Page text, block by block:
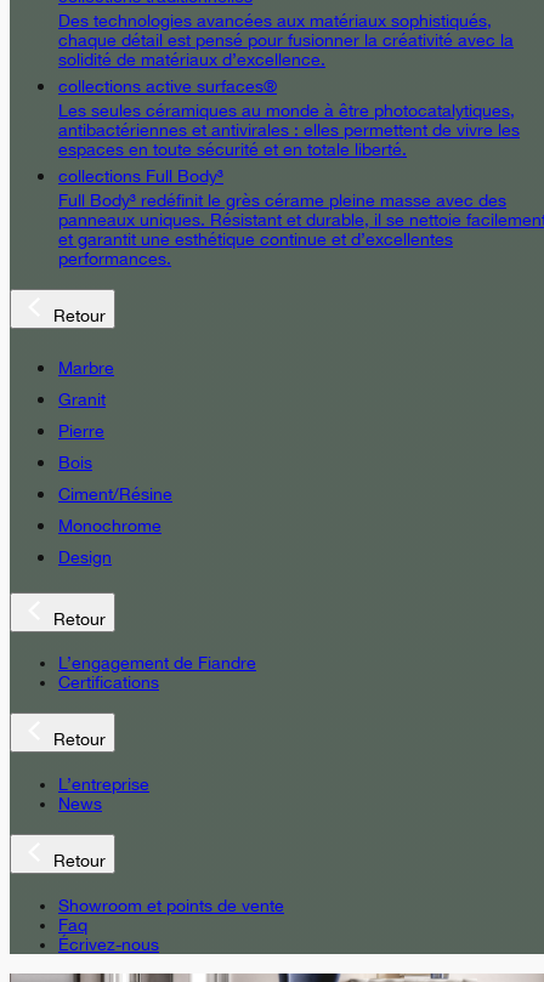
Des technologies avancées aux matériaux sophistiqués,
chaque détail est pensé pour fusionner la créativité avec la
solidité de matériaux d’excellence.
collections active surfaces®
Les seules céramiques au monde à être photocatalytiques,
antibactériennes et antivirales : elles permettent de vivre les
espaces en toute sécurité et en totale liberté.
collections Full Body³
Full Body³ redéfinit le grès cérame pleine masse avec des
panneaux uniques. Résistant et durable, il se nettoie
et garantit une esthétique continue et d’excellentes
performances.
Retour
Marbre
Granit
Pierre
Bois
Ciment/Résine
Monochrome
Design
Retour
L’engagement de Fiandre
Certifications
Retour
L’entreprise
News
Retour
Showroom et points de vente
Faq
Écrivez-nous